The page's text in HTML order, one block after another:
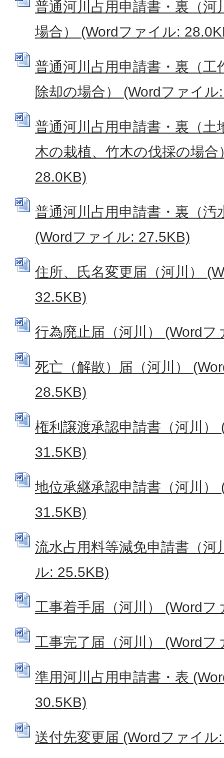
普通河川占用申請書・裏（河
場合） (Wordファイル:
普通河川占用申請書・裏（工
除却の場合） (Wordファイル
普通河川占用申請書・裏（土
木の栽植、竹木の伐採の場
28.0KB)
普通河川占用申請書・裏（汚
(Wordファイル: 27.5KB)
住所、氏名変更届（河川）
32.5KB)
行為廃止届（河川） (Wordフ
死亡（解散）届（河川）
28.5KB)
権利譲渡承認申請書（河川）
31.5KB)
地位承継承認申請書（河川）
31.5KB)
流水占用料等減免申請書（河
ル: 25.5KB)
工事着手届（河川） (Wordフ
工事完了届（河川） (Wordフ
準用河川占用申請書・表
30.5KB)
送付先変更届 (Wordファイル